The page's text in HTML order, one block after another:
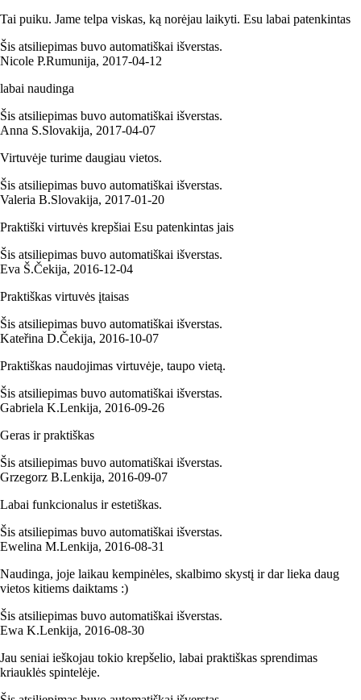
Tai puiku. Jame telpa viskas, ką norėjau laikyti. Esu labai patenkintas
Šis atsiliepimas buvo automatiškai išverstas.
Nicole P.Rumunija, 2017‑04‑12
labai naudinga
Šis atsiliepimas buvo automatiškai išverstas.
Anna S.Slovakija, 2017‑04‑07
Virtuvėje turime daugiau vietos.
Šis atsiliepimas buvo automatiškai išverstas.
Valeria B.Slovakija, 2017‑01‑20
Praktiški virtuvės krepšiai Esu patenkintas jais
Šis atsiliepimas buvo automatiškai išverstas.
Eva Š.Čekija, 2016‑12‑04
Praktiškas virtuvės įtaisas
Šis atsiliepimas buvo automatiškai išverstas.
Kateřina D.Čekija, 2016‑10‑07
Praktiškas naudojimas virtuvėje, taupo vietą.
Šis atsiliepimas buvo automatiškai išverstas.
Gabriela K.Lenkija, 2016‑09‑26
Geras ir praktiškas
Šis atsiliepimas buvo automatiškai išverstas.
Grzegorz B.Lenkija, 2016‑09‑07
Labai funkcionalus ir estetiškas.
Šis atsiliepimas buvo automatiškai išverstas.
Ewelina M.Lenkija, 2016‑08‑31
Naudinga, joje laikau kempinėles, skalbimo skystį ir dar lieka daug
vietos kitiems daiktams :)
Šis atsiliepimas buvo automatiškai išverstas.
Ewa K.Lenkija, 2016‑08‑30
Jau seniai ieškojau tokio krepšelio, labai praktiškas sprendimas
kriauklės spintelėje.